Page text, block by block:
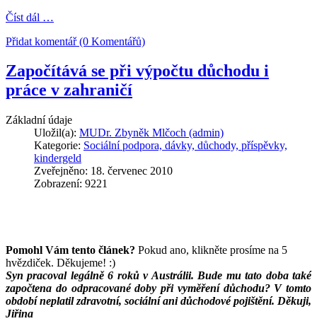
Číst dál …
Přidat komentář (0 Komentářů)
Započítává se při výpočtu důchodu i
práce v zahraničí
Základní údaje
Uložil(a): MUDr. Zbyněk Mlčoch (admin)
Kategorie: Sociální podpora, dávky, důchody, příspěvky,
kindergeld
Zveřejněno: 18. červenec 2010
Zobrazení: 9221
Pomohl Vám tento článek? Pokud ano, klikněte prosíme na 5
hvězdiček. Děkujeme! :)
Syn pracoval legálně 6 roků v Austrálii. Bude mu tato doba také
započtena do odpracované doby při vyměření důchodu? V tomto
období neplatil zdravotní, sociální ani důchodové pojištění. Děkuji,
Jiřina